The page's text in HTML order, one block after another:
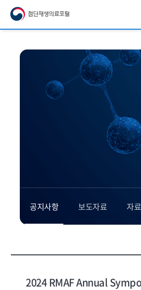
공지사항 보도자료 자
2024 RMAF Annual